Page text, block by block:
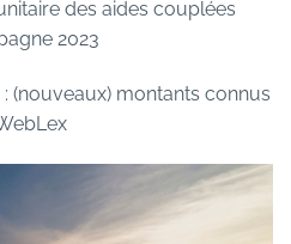
des aides couplées
2023
(nouveaux) montants connus